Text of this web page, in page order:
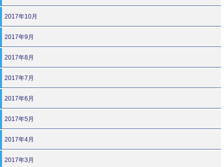
2017年10月
2017年9月
2017年8月
2017年7月
2017年6月
2017年5月
2017年4月
2017年3月